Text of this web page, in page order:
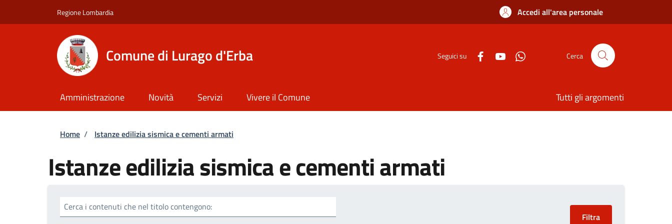
Regione Lombardia Accedi all'area personale
Comune di Lurago d'Erba Seguici su Cerca
Amministrazione Novità Servizi Vivere il Comune Tutti gli argomenti
Briciole di pane
Home / Istanze edilizia sismica e cementi armati
Istanze edilizia sismica e cementi armati
Cerca i contenuti che nel titolo contengono: